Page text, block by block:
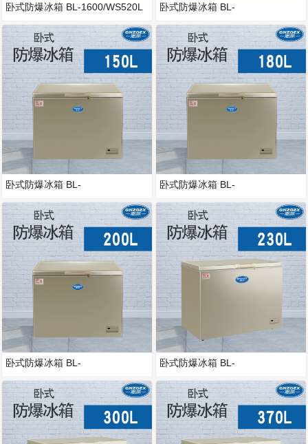
卧式防爆冰箱 BL-1600/WS520L
卧式防爆冰箱 BL-
卧式防爆冰箱 BL-
卧式防爆冰箱 BL-
卧式防爆冰箱 BL-
卧式防爆冰箱 BL-